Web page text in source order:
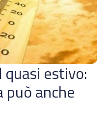
estivo:
può anche